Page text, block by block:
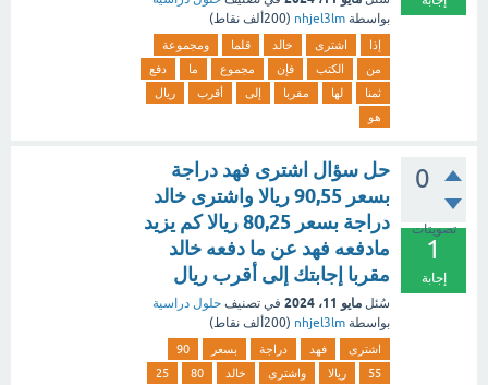
بواسطة nhjel3lm
(200ألف نقاط)
إذا اشترى خالد قلما
ومجموعة
من
الكتب فإن مجموع ما
دفع
ثمنا
لها مقربا إلى أقرب
ريال
هو
0
تصويتات
1
إجابة
حل سؤال اشترى فهد دراجة
بسعر 90,55 ريالا واشترى خالد
دراجة بسعر 80,25 ريالا كم يزيد
مادفعه فهد عن ما دفعه خالد
مقربا إجابتك إلى أقرب ريال
سُئل مايو 11، 2024 في تصنيف حلول دراسية
بواسطة nhjel3lm
(200ألف نقاط)
اشترى فهد دراجة بسعر
90
55
ريالا واشترى خالد 80
25